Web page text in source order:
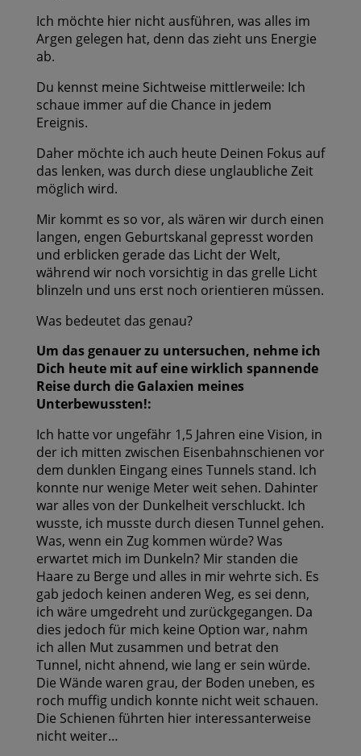
Ich möchte hier nicht ausführen, was alles im
Argen gelegen hat, denn das zieht uns Energie
ab.
Du kennst meine Sichtweise mittlerweile: Ich
schaue immer auf die Chance in jedem
Ereignis.
Daher möchte ich auch heute Deinen Fokus auf
das lenken, was durch diese unglaubliche Zeit
möglich wird.
Mir kommt es so vor, als wären wir durch einen
langen, engen Geburtskanal gepresst worden
und erblicken gerade das Licht der Welt,
während wir noch vorsichtig in das grelle Licht
blinzeln und uns erst noch orientieren müssen.
Was bedeutet das genau?
Um das genauer zu untersuchen, nehme ich
Dich heute mit auf eine wirklich spannende
Reise durch die Galaxien meines
Unterbewussten!:
Ich hatte vor ungefähr 1,5 Jahren eine Vision, in
der ich mitten zwischen Eisenbahnschienen vor
dem dunklen Eingang eines Tunnels stand. Ich
konnte nur wenige Meter weit sehen. Dahinter
war alles von der Dunkelheit verschluckt. Ich
wusste, ich musste durch diesen Tunnel gehen.
Was, wenn ein Zug kommen würde? Was
erwartet mich im Dunkeln? Mir standen die
Haare zu Berge und alles in mir wehrte sich. Es
gab jedoch keinen anderen Weg, es sei denn,
ich wäre umgedreht und zurückgegangen. Da
dies jedoch für mich keine Option war, nahm
ich allen Mut zusammen und betrat den
Tunnel, nicht ahnend, wie lang er sein würde.
Die Wände waren grau, der Boden uneben, es
roch muffig undich konnte nicht weit schauen.
Die Schienen führten hier interessanterweise
nicht weiter…